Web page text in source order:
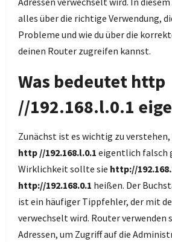
alles über die richtige Verwendung,
Probleme und wie du über die
deinen Router zugreifen kannst.
Was bedeutet http
//192.168.l.0.1
Zunächst ist es wichtig zu verstehen,
http //192.168.l.0.1 eigentlich falsch
Wirklichkeit sollte sie http://
http://192.168.0.1 heißen. Der
ist ein häufiger Tippfehler, der mit
verwechselt wird. Router verwenden
Adressen, um Zugriff auf die